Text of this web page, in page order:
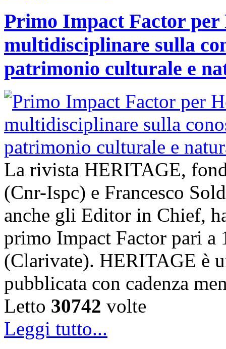
Primo Impact Factor
multidisciplinare sulla
patrimonio culturale e
La rivista HERITAGE,
(Cnr-Ispc) e Francesco
anche gli Editor in Chief,
primo Impact Factor pari a
(Clarivate). HERITAGE è
pubblicata con cadenza
Letto 30742 volte
Leggi tutto...